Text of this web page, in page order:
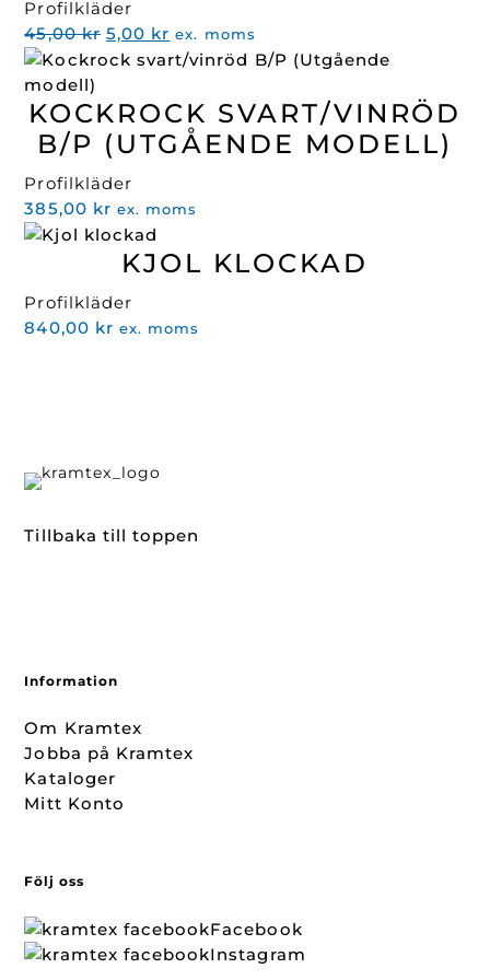
Profilkläder
45,00kr Det
ursprungliga
var:
45,00 kr.
5,00 kr Det
nuvarande
är:
5,00 kr.
ex. moms
KOCKROCK SVART/VINRÖD
B/P (UTGÅENDE MODELL)
Profilkläder
385,00 kr ex. moms
KJOL KLOCKAD
Profilkläder
840,00 kr ex. moms
Tillbaka till toppen
Information
Om Kramtex
Jobba på Kramtex
Kataloger
Mitt Konto
Följ oss
Facebook
Instagram